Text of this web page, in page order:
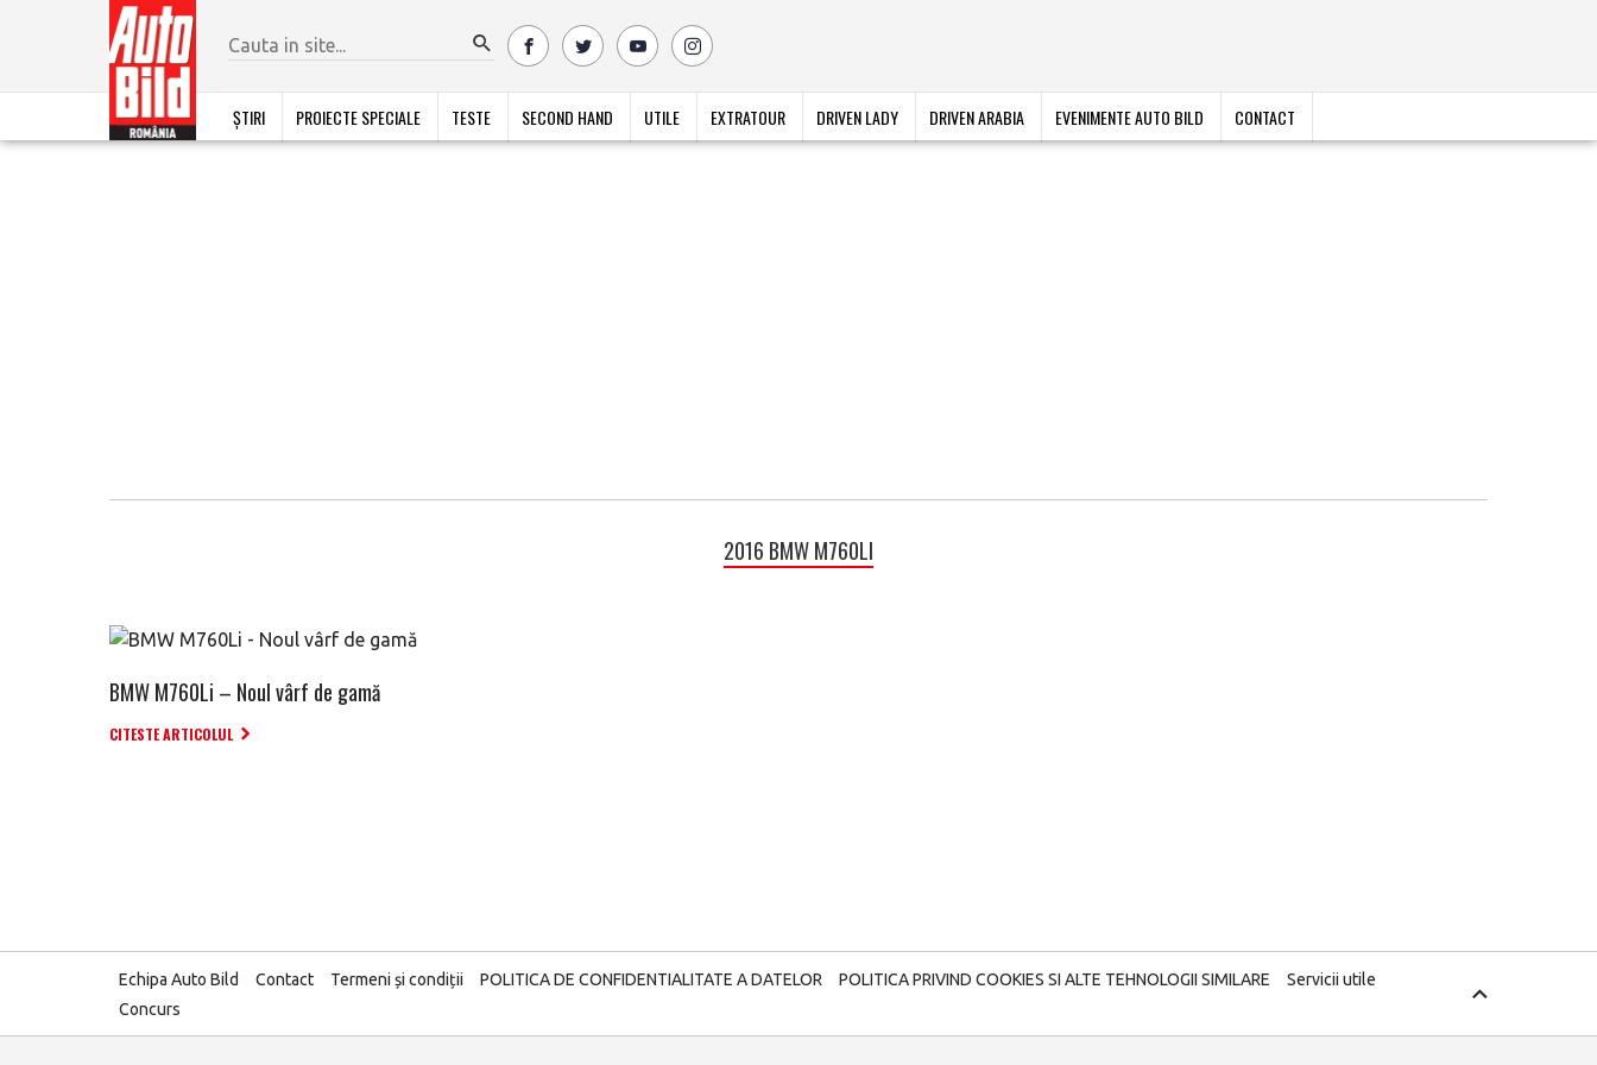
ȘTIRI PROIECTE SPECIALE TESTE SECOND HAND UTILE EXTRATOUR DRIVEN LADY DRIVEN ARABIA EVENIMENTE AUTO BILD CONTACT
2016 BMW M760LI
BMW M760Li – Noul vârf de gamă
CITESTE ARTICOLUL
Echipa Auto Bild Contact Termeni și condiții POLITICA DE CONFIDENTIALITATE A DATELOR POLITICA PRIVIND COOKIES SI ALTE TEHNOLOGII SIMILARE
Servicii utile
Concurs